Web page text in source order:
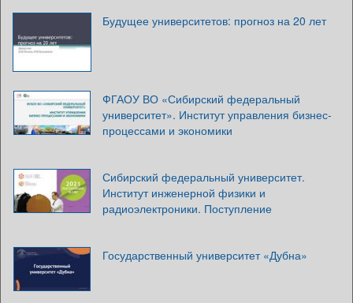
Будущее университетов: прогноз на 20 лет
ФГАОУ ВО «Сибирский федеральный
университет». Институт управления бизнес-
процессами и экономики
Сибирский федеральный университет.
Институт инженерной физики и
радиоэлектроники. Поступление
Государственный университет «Дубна»